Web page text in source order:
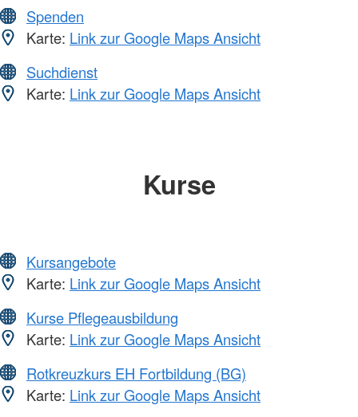
Spenden
Karte: Link zur Google Maps Ansicht
Suchdienst
Karte: Link zur Google Maps Ansicht
Kurse
Kursangebote
Karte: Link zur Google Maps Ansicht
Kurse Pflegeausbildung
Karte: Link zur Google Maps Ansicht
Rotkreuzkurs EH Fortbildung (BG)
Karte: Link zur Google Maps Ansicht